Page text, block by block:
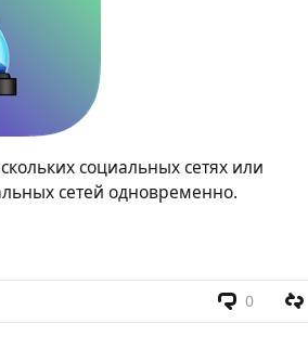
социальных сетях или
сетей одновременно.
0